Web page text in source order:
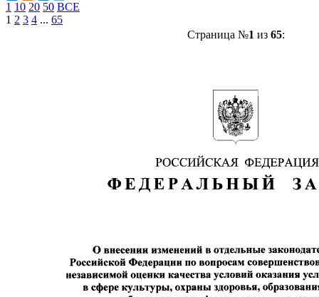
1 10 20 50 ВСЕ
1 2 3 4 ... 65
Страница №1 из 65: